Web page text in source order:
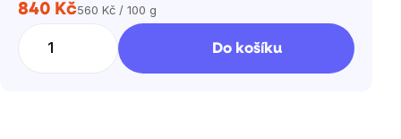
840 KčMěrná
560 Kč / 100 g
Do košíku